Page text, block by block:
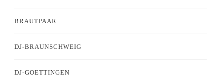
BRAUTPAAR
DJ-BRAUNSCHWEIG
DJ-GOETTINGEN